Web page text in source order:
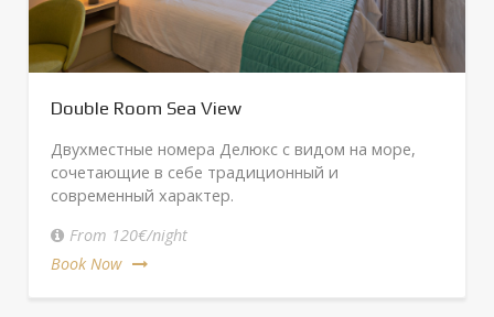
Double Room Sea View
Двухместные номера Делюкс с видом на море,
сочетающие в себе традиционный и
современный характер.
From 120€/night
Book Now